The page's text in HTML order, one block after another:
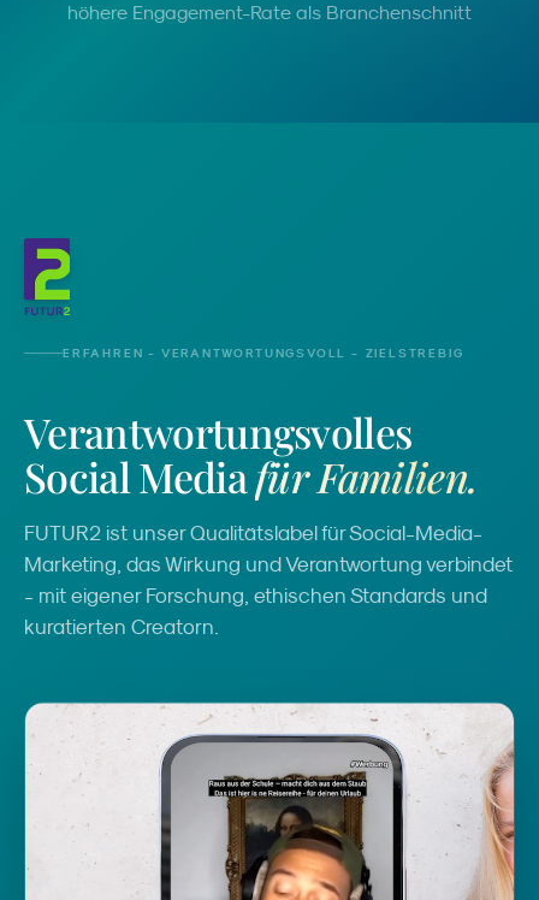
höhere Engagement-Rate als Branchenschnitt
ERFAHREN - VERANTWORTUNGSVOLL - ZIELSTREBIG
Verantwortungsvolles
Social Mediafür Familien.
FUTUR2 ist unser Qualitätslabel für Social-Media-
Marketing, das Wirkung und Verantwortung verbindet
- mit eigener Forschung, ethischen Standards und
kuratierten Creatorn.